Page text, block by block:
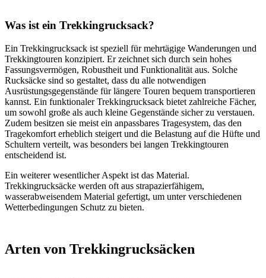
Was ist ein Trekkingrucksack?
Ein Trekkingrucksack ist speziell für mehrtägige Wanderungen und
Trekkingtouren konzipiert. Er zeichnet sich durch sein hohes
Fassungsvermögen, Robustheit und Funktionalität aus. Solche
Rucksäcke sind so gestaltet, dass du alle notwendigen
Ausrüstungsgegenstände für längere Touren bequem transportieren
kannst. Ein funktionaler Trekkingrucksack bietet zahlreiche Fächer,
um sowohl große als auch kleine Gegenstände sicher zu verstauen.
Zudem besitzen sie meist ein anpassbares Tragesystem, das den
Tragekomfort erheblich steigert und die Belastung auf die Hüfte und
Schultern verteilt, was besonders bei langen Trekkingtouren
entscheidend ist.
Ein weiterer wesentlicher Aspekt ist das Material.
Trekkingrucksäcke werden oft aus strapazierfähigem,
wasserabweisendem Material gefertigt, um unter verschiedenen
Wetterbedingungen Schutz zu bieten.
Arten von Trekkingrucksäcken